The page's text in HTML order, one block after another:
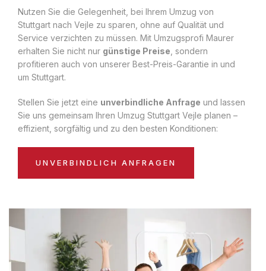
Nutzen Sie die Gelegenheit, bei Ihrem Umzug von
Stuttgart nach Vejle zu sparen, ohne auf Qualität und
Service verzichten zu müssen. Mit Umzugsprofi Maurer
erhalten Sie nicht nur günstige Preise , sondern
profitieren auch von unserer Best-Preis-Garantie in und
um Stuttgart.
Stellen Sie jetzt eine unverbindliche Anfrage und lassen
Sie uns gemeinsam Ihren Umzug Stuttgart Vejle planen –
effizient, sorgfältig und zu den besten Konditionen:
UNVERBINDLICH ANFRAGEN